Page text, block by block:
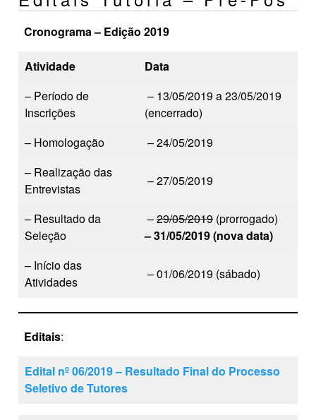
Cronograma – Edição 2019
Atividade
Data
– Período de
Inscrições
– 13/05/2019 a 23/05/2019
(encerrado)
– Homologação
– 24/05/2019
– Realização das
Entrevistas
– 27/05/2019
– Resultado da
Seleção
–29/05/2019 (prorrogado)
– 31/05/2019 (nova data)
– Início das
Atividades
– 01/06/2019 (sábado)
Editais:
Edital nº 06/2019 – Resultado Final do Processo
Seletivo de Tutores